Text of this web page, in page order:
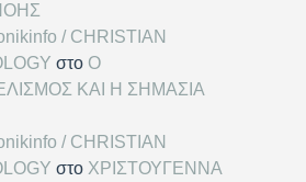
/ CHRISTIAN
στο Ο
ΚΑΙ Η ΣΗΜΑΣΙΑ
/ CHRISTIAN
στο ΧΡΙΣΤΟΥΓΕΝΝΑ